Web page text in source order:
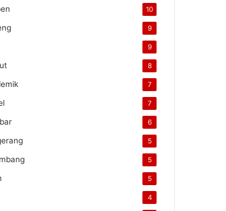
10
9
9
8
7
7
6
5
5
5
4